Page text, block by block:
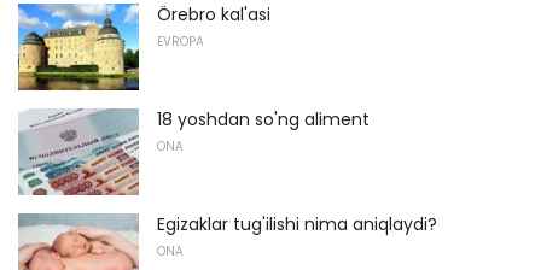
Örebro kal'asi
EVROPA
18 yoshdan so'ng aliment
ONA
Egizaklar tug'ilishi nima aniqlaydi?
ONA